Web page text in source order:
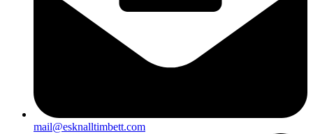
mail@esknalltimbett.com